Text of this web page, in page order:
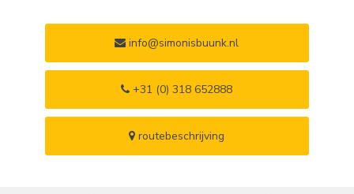
info@simonisbuunk.nl
+31 (0) 318 652888
routebeschrijving